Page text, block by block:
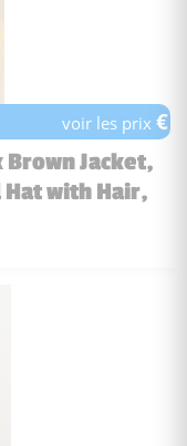
voir les prix€
Brown Jacket,
Hat with Hair,